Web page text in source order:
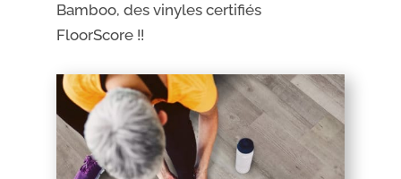
Bamboo, des vinyles certifiés
FloorScore !!